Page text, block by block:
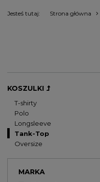
Jesteś tutaj: Strona główna
KOSZULKI
T-shirty
Polo
Longsleeve
Tank-Top
Oversize
MARKA